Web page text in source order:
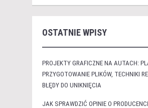
OSTATNIE WPISY
PROJEKTY GRAFICZNE NA AUTACH:
PRZYGOTOWANIE PLIKÓW, TECHNIKI
BŁĘDY DO UNIKNIĘCIA
JAK SPRAWDZIĆ OPINIE O